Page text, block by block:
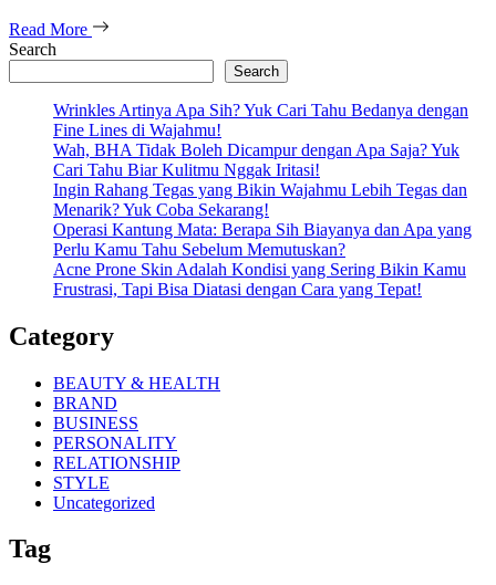
Read More
Search
Search
Wrinkles Artinya Apa Sih? Yuk Cari Tahu Bedanya dengan
Fine Lines di Wajahmu!
Wah, BHA Tidak Boleh Dicampur dengan Apa Saja? Yuk
Cari Tahu Biar Kulitmu Nggak Iritasi!
Ingin Rahang Tegas yang Bikin Wajahmu Lebih Tegas dan
Menarik? Yuk Coba Sekarang!
Operasi Kantung Mata: Berapa Sih Biayanya dan Apa yang
Perlu Kamu Tahu Sebelum Memutuskan?
Acne Prone Skin Adalah Kondisi yang Sering Bikin Kamu
Frustrasi, Tapi Bisa Diatasi dengan Cara yang Tepat!
Category
BEAUTY & HEALTH
BRAND
BUSINESS
PERSONALITY
RELATIONSHIP
STYLE
Uncategorized
Tag